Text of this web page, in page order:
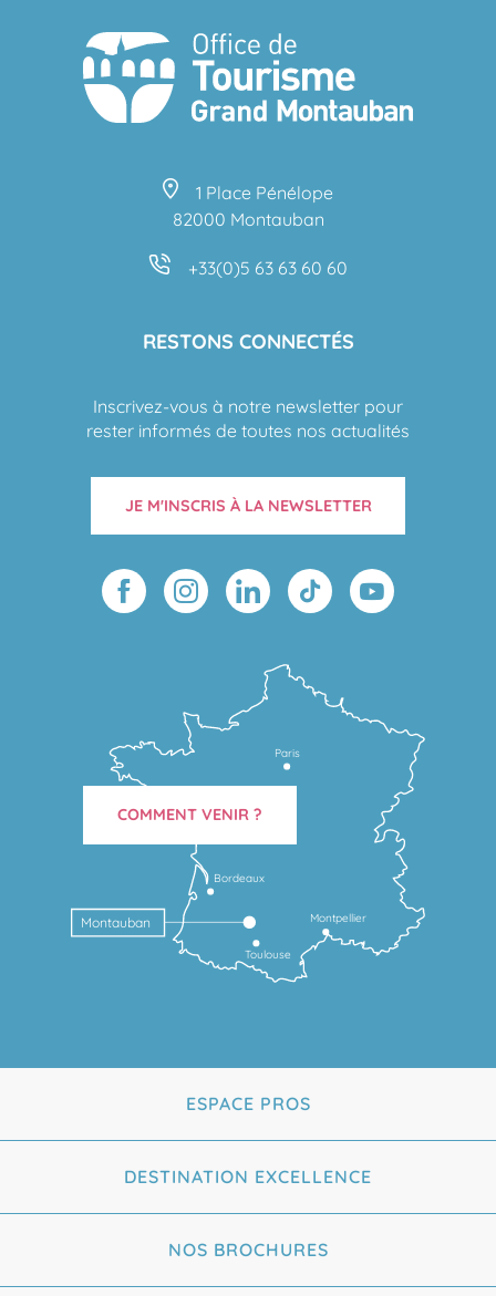
1 Place Pénélope
82000 Montauban
+33(0)5 63 63 60 60
RESTONS CONNECTÉS
Inscrivez-vous à notre newsletter pour
rester informés de toutes nos actualités
JE M'INSCRIS À LA NEWSLETTER
Toulouse
Montpellier
Bordeaux
Montauban
Paris
COMMENT VENIR ?
ESPACE PROS
DESTINATION EXCELLENCE
NOS BROCHURES